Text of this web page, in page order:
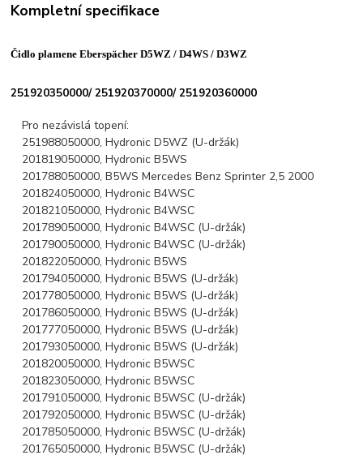
Kompletní specifikace
Čidlo plamene Eberspächer D5WZ / D4WS / D3WZ
251920350000/ 251920370000/251920360000
Pro nezávislá topení:
251988050000, Hydronic D5WZ (U-držák)
201819050000, Hydronic B5WS
201788050000, B5WS Mercedes Benz Sprinter 2,5 2000
201824050000, Hydronic B4WSC
201821050000, Hydronic B4WSC
201789050000, Hydronic B4WSC (U-držák)
201790050000, Hydronic B4WSC (U-držák)
201822050000, Hydronic B5WS
201794050000, Hydronic B5WS (U-držák)
201778050000, Hydronic B5WS (U-držák)
201786050000, Hydronic B5WS (U-držák)
201777050000, Hydronic B5WS (U-držák)
201793050000, Hydronic B5WS (U-držák)
201820050000, Hydronic B5WSC
201823050000, Hydronic B5WSC
201791050000, Hydronic B5WSC (U-držák)
201792050000, Hydronic B5WSC (U-držák)
201785050000, Hydronic B5WSC (U-držák)
201765050000, Hydronic B5WSC (U-držák)